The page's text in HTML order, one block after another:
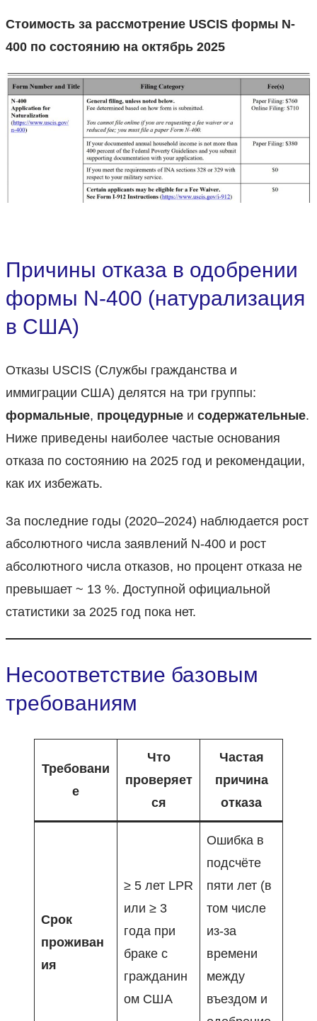
Стоимость за рассмотрение USCIS формы N-
400 по состоянию на октябрь 2025
Причины отказа в одобрении
формы N-400 (натурализация
в США)
Отказы USCIS (Службы гражданства и
иммиграции США) делятся на три группы:
формальные, процедурные и содержательные.
Ниже приведены наиболее частые основания
отказа по состоянию на 2025 год и рекомендации,
как их избежать.
За последние годы (2020–2024) наблюдается рост
абсолютного числа заявлений N-400 и рост
абсолютного числа отказов, но процент отказа не
превышает ~ 13 %. Доступной официальной
статистики за 2025 год пока нет.
Несоответствие базовым
требованиям
Требовани
е
Что
проверяет
ся
Частая
причина
отказа
Срок
проживан
ия
≥ 5 лет LPR
или ≥ 3
года при
браке с
гражданин
ом США
Ошибка в
подсчёте
пяти лет (в
том числе
из-за
времени
между
въездом и